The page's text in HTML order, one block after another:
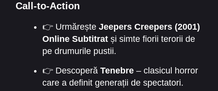
Call-to-Action
👉 Urmărește Jeepers Creepers (2001)
Online Subtitratși simte fiorii terorii de
pe drumurile pustii.
👉 Descoperă Tenebre– clasicul horror
care a definit generații de spectatori.